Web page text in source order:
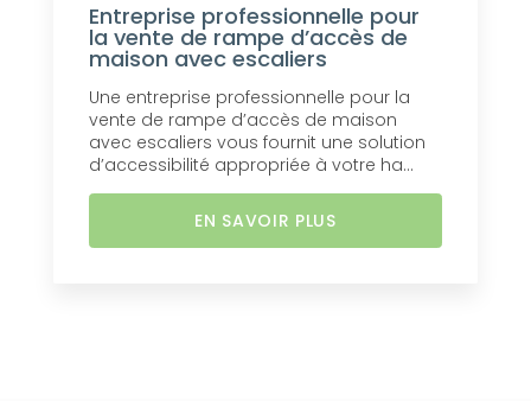
Entreprise professionnelle pour
la vente de rampe d’accès de
maison avec escaliers
Une entreprise professionnelle pour la
vente de rampe d’accès de maison
avec escaliers vous fournit une solution
d’accessibilité appropriée à votre ha...
EN SAVOIR PLUS